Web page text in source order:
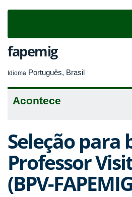
fapemig
Idioma Português, Brasil
Acontece
Seleção para
Professor
(BPV-